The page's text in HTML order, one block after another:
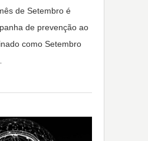
de Setembro é
de prevenção ao
como Setembro